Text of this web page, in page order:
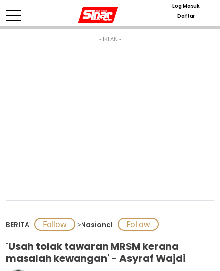
Log Masuk
Daftar
- IKLAN -
BERITA >Nasional
'Usah tolak tawaran MRSM kerana
masalah kewangan' - Asyraf Wajdi